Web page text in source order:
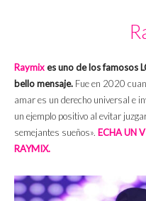
Raymixes uno de los famosos
bello mensaje. Fue en 2020
amar es un derecho universal e
un ejemplo positivo al evitar
semejantes sueños». ECHA UN
RAYMIX.